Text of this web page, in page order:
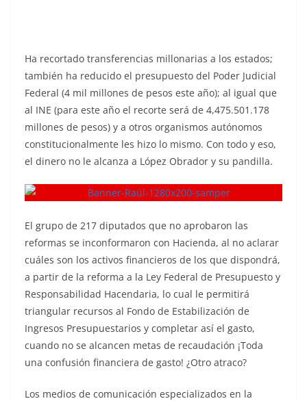
Ha recortado transferencias millonarias a los estados;
también ha reducido el presupuesto del Poder Judicial
Federal (4 mil millones de pesos este año); al igual que
al INE (para este año el recorte será de 4,475.501.178
millones de pesos) y a otros organismos autónomos
constitucionalmente les hizo lo mismo. Con todo y eso,
el dinero no le alcanza a López Obrador y su pandilla.
El grupo de 217 diputados que no aprobaron las
reformas se inconformaron con Hacienda, al no aclarar
cuáles son los activos financieros de los que dispondrá,
a partir de la reforma a la Ley Federal de Presupuesto y
Responsabilidad Hacendaria, lo cual le permitirá
triangular recursos al Fondo de Estabilización de
Ingresos Presupuestarios y completar así el gasto,
cuando no se alcancen metas de recaudación ¡Toda
una confusión financiera de gasto! ¿Otro atraco?
Los medios de comunicación especializados en la